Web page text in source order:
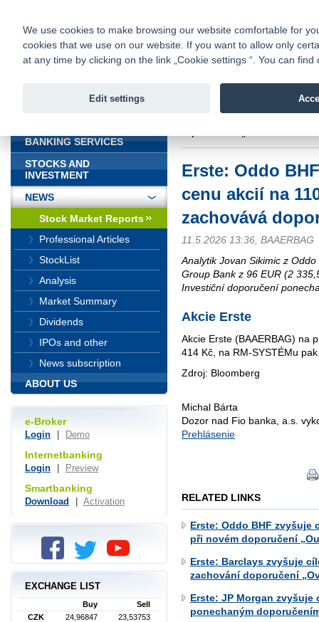
Fio bank
Fio banka
Erste: Oddo
cenu akcií na
zachovává
11.5.2026 13:36, BAAERBAG
Analytik Jovan Sikimic z
Group Bank z 96 EUR (2
Investiční doporučení
Akcie Erste
Akcie Erste (BAAERBAG) na
414 Kč, na RM-SYSTÉMu
Zdroj: Bloomberg
Michal Bárta
Dozor nad Fio banka, a.s.
Prehlásenie
RELATED LINKS
Erste: Oddo BHF zvyšuje
při novém doporučení
Erste: Barclays zvyšuje
zachování doporučení
Erste: JP Morgan zvyšuje
ponechaným
BANKING SERVICES
STOCKS AND
INVESTMENT
NEWS
Stock Market Reports
Professional Articles
StockList
Analysis
Market Summary
Dividends
IPOs and other
News subscription
ABOUT US
e-Broker
Login Demo
Internetbanking
Login Preview
Smartbanking
Download Activation
EXCHANGE LIST
Buy
Sell
CZK
24,96847
23,53753
We use cookies to make browsing our website comfortable for
cookies that we use on our website. If you want to allow only
at any time by clicking on the link „Cookie settings “. You can
Edit settings